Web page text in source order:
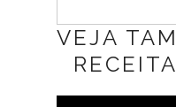
VEJA